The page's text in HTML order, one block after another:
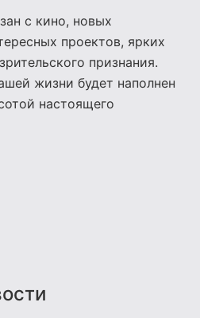
с кино, новых
проектов, ярких
признания.
жизни будет наполнен
настоящего